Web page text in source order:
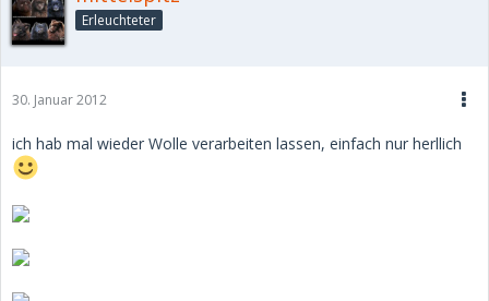
Erleuchteter
30. Januar 2012
ich hab mal wieder Wolle verarbeiten lassen, einfach nur herllich